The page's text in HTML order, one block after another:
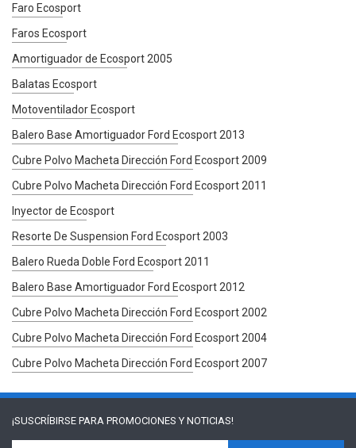
Faro Ecosport
Faros Ecosport
Amortiguador de Ecosport 2005
Balatas Ecosport
Motoventilador Ecosport
Balero Base Amortiguador Ford Ecosport 2013
Cubre Polvo Macheta Dirección Ford Ecosport 2009
Cubre Polvo Macheta Dirección Ford Ecosport 2011
Inyector de Ecosport
Resorte De Suspension Ford Ecosport 2003
Balero Rueda Doble Ford Ecosport 2011
Balero Base Amortiguador Ford Ecosport 2012
Cubre Polvo Macheta Dirección Ford Ecosport 2002
Cubre Polvo Macheta Dirección Ford Ecosport 2004
Cubre Polvo Macheta Dirección Ford Ecosport 2007
¡SUSCRÍBIRSE PARA PROMOCIONES Y NOTICIAS!